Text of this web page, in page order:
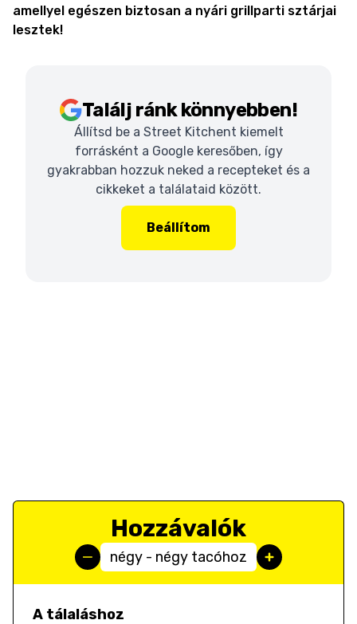
amellyel egészen biztosan a nyári grillparti sztárjai
lesztek!
Találj ránk könnyebben!
Állítsd be a Street Kitchent kiemelt
forrásként a Google keresőben, így
gyakrabban hozzuk neked a recepteket és a
cikkeket a találataid között.
Beállítom
Hozzávalók
négy - négy tacóhoz
A tálaláshoz